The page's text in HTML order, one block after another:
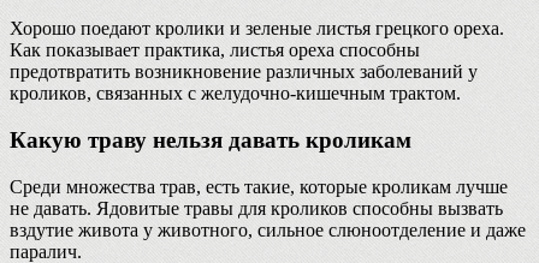
Хорошо поедают кролики и зеленые листья грецкого ореха.
Как показывает практика, листья ореха способны
предотвратить возникновение различных заболеваний у
кроликов, связанных с желудочно-кишечным трактом.
Какую траву нельзя давать кроликам
Среди множества трав, есть такие, которые кроликам лучше
не давать. Ядовитые травы для кроликов способны вызвать
вздутие живота у животного, сильное слюноотделение и даже
паралич.